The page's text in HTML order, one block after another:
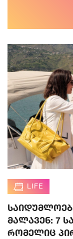
LIFE
მალავენ: 7
რომელიც